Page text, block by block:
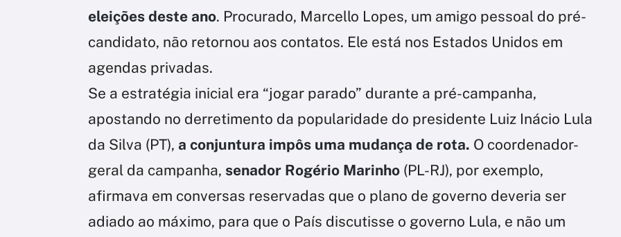
eleições deste ano. Procurado, Marcello Lopes, um amigo pessoal do pré-
candidato, não retornou aos contatos. Ele está nos Estados Unidos em
agendas privadas.
Se a estratégia inicial era “jogar parado” durante a pré-campanha,
apostando no derretimento da popularidade do presidente Luiz Inácio Lula
da Silva (PT), a conjuntura impôs uma mudança de rota. O coordenador-
geral da campanha, senador Rogério Marinho (PL-RJ), por exemplo,
afirmava em conversas reservadas que o plano de governo deveria ser
adiado ao máximo, para que o País discutisse o governo Lula, e não um